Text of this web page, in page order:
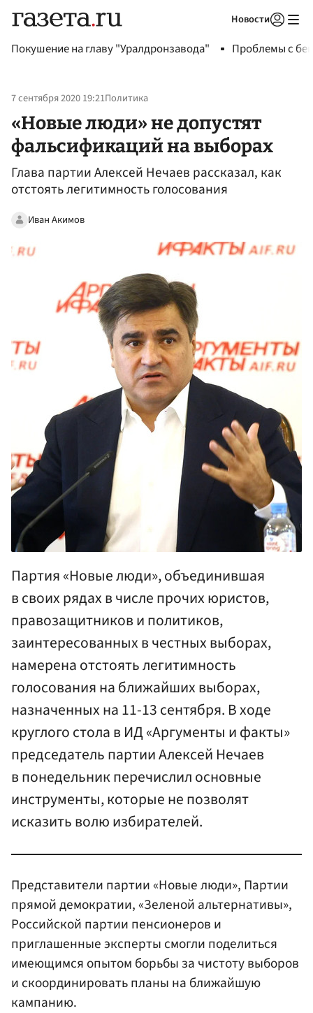
Новости
Покушение на главу "Уралдронзавода" Проблемы с
7 сентября 2020 19:21Политика
«Новые люди» не допустят
фальсификаций на выборах
Глава партии Алексей Нечаев рассказал, как
отстоять легитимность голосования
Иван Акимов
Партия «Новые люди», объединившая
в своих рядах в числе прочих юристов,
правозащитников и политиков,
заинтересованных в честных выборах,
намерена отстоять легитимность
голосования на ближайших выборах,
назначенных на 11-13 сентября. В ходе
круглого стола в ИД «Аргументы и факты»
председатель партии Алексей Нечаев
в понедельник перечислил основные
инструменты, которые не позволят
исказить волю избирателей.
Представители партии «Новые люди», Партии
прямой демократии, «Зеленой альтернативы»,
Российской партии пенсионеров и
приглашенные эксперты смогли поделиться
имеющимся опытом борьбы за чистоту выборов
и скоординировать планы на ближайшую
кампанию.